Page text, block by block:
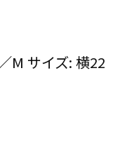
M サイズ: 横22